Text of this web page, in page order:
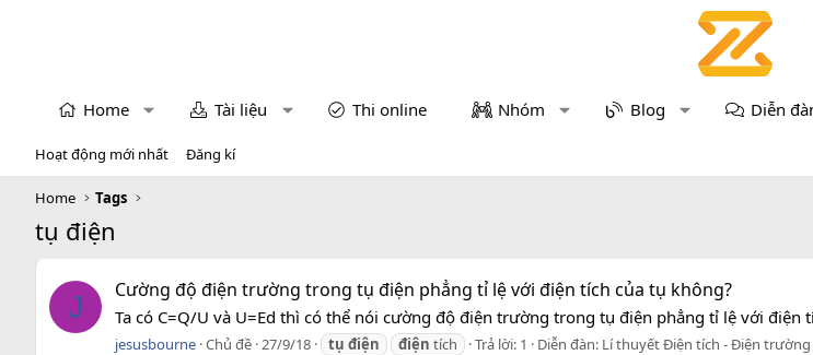
Home Tài liệu Thi online Nhóm Blog Diễn
Hoạt động mới nhất Đăng kí
Home Tags
tụ điện
J Cường độ điện trường trong tụ điện phẳng tỉ lệ với điện tích của tụ không?
Ta có C=Q/U và U=Ed thì có thể nói cường độ điện trường trong tụ điện phẳng tỉ lệ với điện
jesusbourne Chủ đề 27/9/18 tụ điện điện tích Trả lời: 1 Diễn đàn: Lí thuyết Điện tích - Điện trường